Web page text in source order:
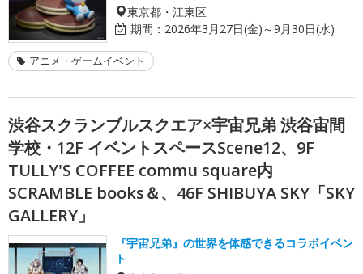
東京都・江東区
期間： 2026年3月27日(金)～9月30日(水)
アニメ・ゲームイベント
渋谷スクランブルスクエア×宇宙兄弟 渋谷宙間
学校・12F イベントスペースScene12、9F
TULLY'S COFFEE commu square内
SCRAMBLE books＆、46F SHIBUYA SKY「SKY
GALLERY」
『宇宙兄弟』の世界を体感できるコラボイベン
ト